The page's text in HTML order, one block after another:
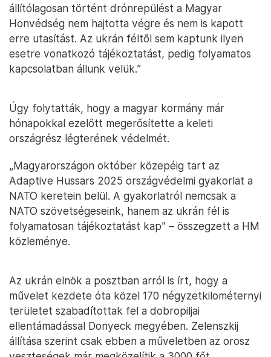
állítólagosan történt drónrepülést a Magyar
Honvédség nem hajtotta végre és nem is kapott
erre utasítást. Az ukrán féltől sem kaptunk ilyen
esetre vonatkozó tájékoztatást, pedig folyamatos
kapcsolatban állunk velük.”
Úgy folytatták, hogy a magyar kormány már
hónapokkal ezelőtt megerősítette a keleti
országrész légterének védelmét.
„Magyarországon október közepéig tart az
Adaptive Hussars 2025 országvédelmi gyakorlat a
NATO keretein belül. A gyakorlatról nemcsak a
NATO szövetségeseink, hanem az ukrán fél is
folyamatosan tájékoztatást kap” – összegzett a HM
közleménye.
Az ukrán elnök a posztban arról is írt, hogy a
művelet kezdete óta közel 170 négyzetkilométernyi
területet szabadítottak fel a dobropiljai
ellentámadással Donyeck megyében. Zelenszkij
állítása szerint csak ebben a műveletben az orosz